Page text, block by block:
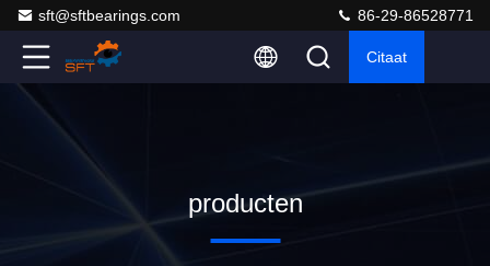
sft@sftbearings.com 86-29-86528771
Citaat
producten